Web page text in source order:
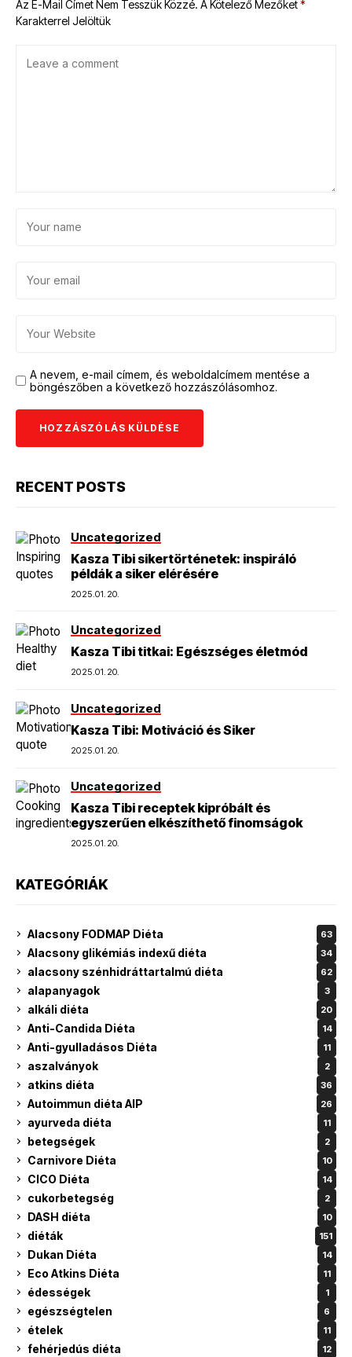
Az E-Mail Címet Nem Tesszük Közzé. A Kötelező Mezőket*
Karakterrel Jelöltük
A nevem, e-mail címem, és weboldalcímem mentése a
böngészőben a következő hozzászólásomhoz.
RECENT POSTS
Uncategorized
Kasza Tibi sikertörténetek: inspiráló
példák a siker elérésére
2025.01.20.
Uncategorized
Kasza Tibi titkai: Egészséges életmód
2025.01.20.
Uncategorized
Kasza Tibi: Motiváció és Siker
2025.01.20.
Uncategorized
Kasza Tibi receptek kipróbált és
egyszerűen elkészíthető finomságok
2025.01.20.
KATEGÓRIÁK
Alacsony FODMAP Diéta 63
Alacsony glikémiás indexű diéta 34
alacsony szénhidráttartalmú diéta 62
alapanyagok 3
alkáli diéta 20
Anti-Candida Diéta 14
Anti-gyulladásos Diéta 11
aszalványok 2
atkins diéta 36
Autoimmun diéta AIP 26
ayurveda diéta 11
betegségek 2
Carnivore Diéta 10
CICO Diéta 14
cukorbetegség 2
DASH diéta 10
diéták 151
Dukan Diéta 14
Eco Atkins Diéta 11
édességek 1
egészségtelen 6
ételek 11
fehérjedús diéta 12